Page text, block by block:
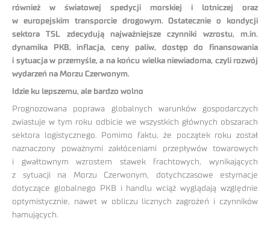
również w światowej spedycji morskiej i lotniczej oraz
w europejskim transporcie drogowym. Ostatecznie o kondycji
sektora TSL zdecydują najważniejsze czynniki wzrostu, m.in.
dynamika PKB, inflacja, ceny paliw, dostęp do finansowania
i sytuacja w przemyśle, a na końcu wielka niewiadoma, czyli rozwój
wydarzeń na Morzu Czerwonym.
Idzie ku lepszemu, ale bardzo wolno
Prognozowana poprawa globalnych warunków gospodarczych
zwiastuje w tym roku odbicie we wszystkich głównych obszarach
sektora logistycznego. Pomimo faktu, że początek roku został
naznaczony poważnymi zakłóceniami przepływów towarowych
i gwałtownym wzrostem stawek frachtowych, wynikających
z sytuacji na Morzu Czerwonym, dotychczasowe estymacje
dotyczące globalnego PKB i handlu wciąż wyglądają względnie
optymistycznie, nawet w obliczu licznych zagrożeń i czynników
hamujących.